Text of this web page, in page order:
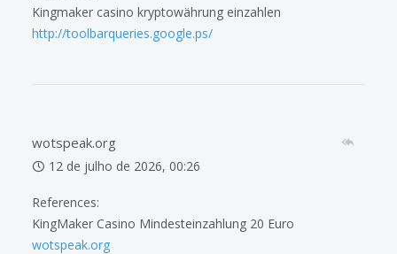
Kingmaker casino kryptowährung einzahlen
http://toolbarqueries.google.ps/
wotspeak.org
12 de julho de 2026, 00:26
References:
KingMaker Casino Mindesteinzahlung 20 Euro
wotspeak.org